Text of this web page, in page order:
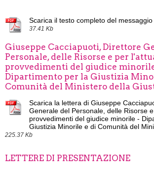
Scarica il testo completo del
37.41 Kb
Giuseppe Cacciapuoti, Direttore
Personale, delle Risorse e per
provvedimenti del giudice
Dipartimento per la Giustizia
Comunità del Ministero della
Scarica la lettera di Giuseppe
Generale del Personale, delle Risorse
provvedimenti del giudice minorile -
Giustizia Minorile e di Comunità del
225.37 Kb
LETTERE DI PRESENTAZIONE